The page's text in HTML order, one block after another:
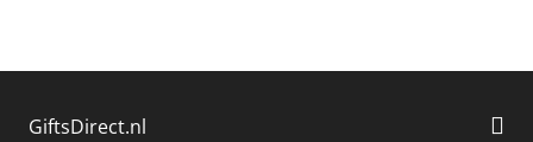
GiftsDirect.nl